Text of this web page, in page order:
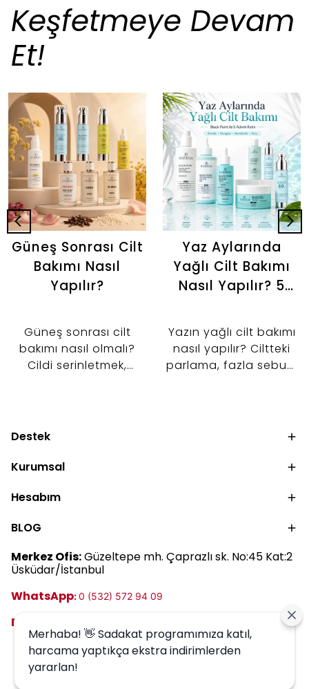
Keşfetmeye Devam
Et!
Güneş Sonrası Cilt
Bakımı Nasıl
Yapılır?
Güneş sonrası cilt
bakımı nasıl olmalı?
Cildi serinletmek,
nemlendirici kullanımını
Yaz Aylarında
Yağlı Cilt Bakımı
Nasıl Yapılır? 5
Bakım Rutini
Yazın yağlı cilt bakımı
nasıl yapılır? Ciltteki
parlama, fazla sebum
Destek
Kurumsal
Hesabım
BLOG
Merkez Ofis:Güzeltepe mh. Çaprazlı sk. No:45 Kat:2
Üsküdar/İstanbul
WhatsApp:0 (532) 572 94 09
E-posta:
Merhaba! 👋 Sadakat programımıza katıl,
harcama yaptıkça ekstra indirimlerden
yararlan!